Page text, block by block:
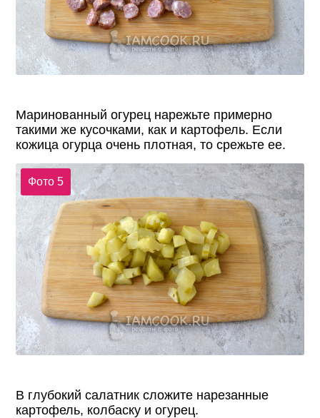
Маринованный огурец нарежьте примерно
такими же кусочками, как и картофель. Если
кожица огурца очень плотная, то срежьте ее.
Фото 5
В глубокий салатник сложите нарезанные
картофель, колбаску и огурец.